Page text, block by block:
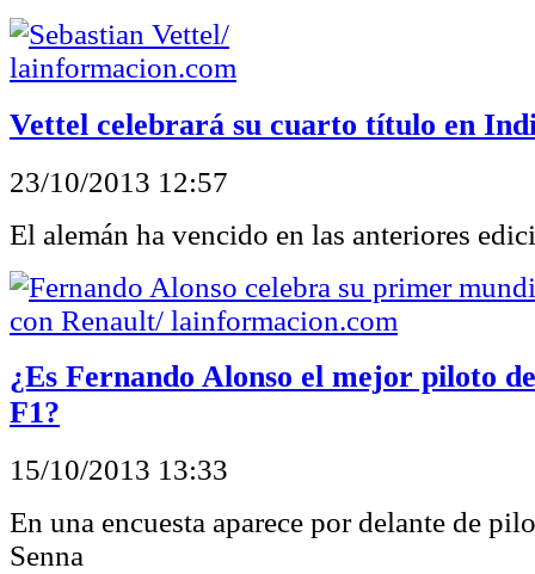
Vettel celebrará su cuarto título en
23/10/2013 12:57
El alemán ha vencido en las anteriores
¿Es Fernando Alonso el mejor piloto
F1?
15/10/2013 13:33
En una encuesta aparece por delante de
Senna